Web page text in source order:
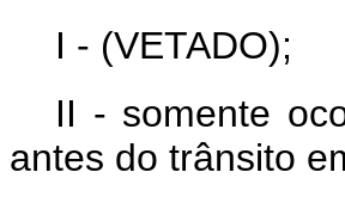
I - (VETADO);
II - somente
antes do trânsito